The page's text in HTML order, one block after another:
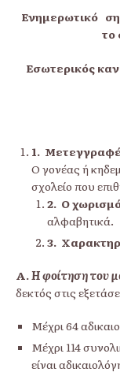
Ενημερωτικό
το
Εσωτερικός
1.
Ο γονέας ή
σχολείο που
2. Ο
αλφαβητικά.
3.
Α.Η φοίτηση του
δεκτός στις
Μέχρι 64
Μέχρι 114
είναι